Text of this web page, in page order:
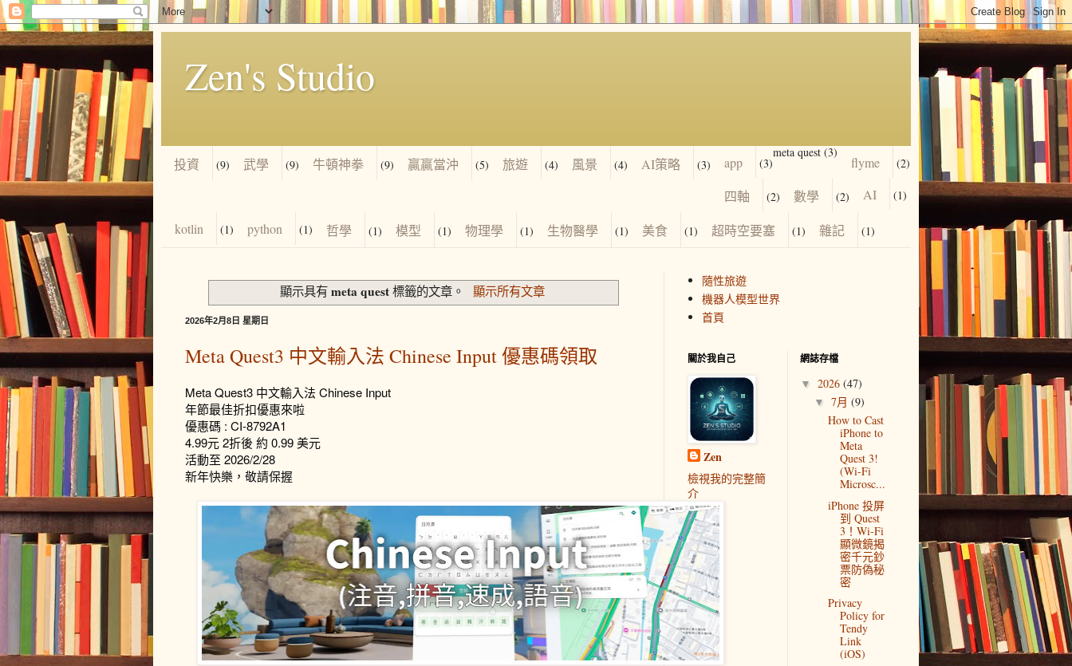
Zen's Studio
投資 (9) 武學 (9) 牛頓神拳 (9) 贏贏當沖 (5) 旅遊 (4) 風景 (4) AI策略 (3) app (3)
meta quest (3)
flyme (2)
四軸 (2) 數學 (2) AI (1)
kotlin (1) python (1) 哲學 (1) 模型 (1) 物理學 (1) 生物醫學 (1) 美食 (1) 超時空要塞 (1) 雜記 (1)
顯示具有meta quest 標籤的文章。 顯示所有文章
2026年2月8日 星期日
Meta Quest3 中文輸入法 Chinese Input 優惠碼領取
Meta Quest3 中文輸入法 Chinese Input
年節最佳折扣優惠來啦
優惠碼 : CI-8792A1
4.99元 2折後 約 0.99 美元
活動至 2026/2/28
新年快樂，敬請保握
隨性旅遊
機器人模型世界
首頁
關於我自己
Zen
檢視我的完整簡
介
網誌存檔
▼ 2026 (47)
▼ 7月 (9)
How to Cast
iPhone to
Meta
Quest 3!
(Wi-Fi
Microsc...
iPhone 投屏
到 Quest
3！Wi-Fi
顯微鏡揭
密千元鈔
票防偽秘
密
Privacy
Policy for
Tendy
Link
(iOS)